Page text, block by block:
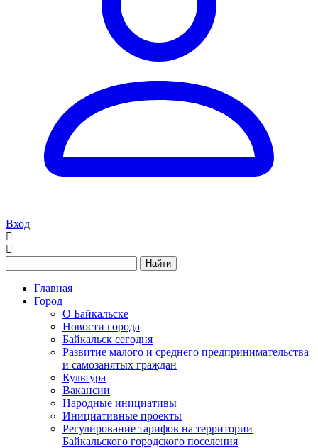
Вход
Найти
Главная
Город
О Байкальске
Новости города
Байкальск сегодня
Развитие малого и среднего предпринимательства
и самозанятых граждан
Культура
Вакансии
Народные инициативы
Инициативные проекты
Регулирование тарифов на территории
Байкальского городского поселения